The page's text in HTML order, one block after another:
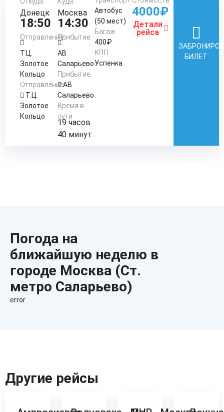
Донецк
18:50
Отправление:
Т.Ц.
Золотое
Кольцо
Отправление:
Т.Ц.
Золотое
Кольцо
Москва
14:30
Прибытие:
АВ
Саларьево
Прибытие:
АВ
Саларьево
Время в
пути:
19 часов
40 минут
Автобус
(50 мест)
Багаж:
400₽
КПП:
Успенка
4000₽
Детали
рейса
БИЛЕТ
Погода на
ближайшую неделю в
городе Москва (Ст.
метро Саларьево)
error
Другие рейсы